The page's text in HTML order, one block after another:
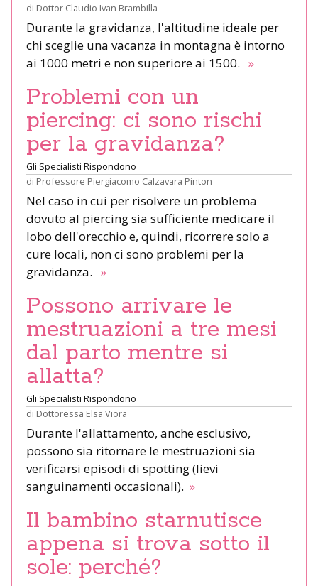
di Dottor Claudio Ivan Brambilla
Durante la gravidanza, l'altitudine ideale per
chi sceglie una vacanza in montagna è intorno
ai 1000 metri e non superiore ai 1500. »
Problemi con un
piercing: ci sono rischi
per la gravidanza?
Gli Specialisti Rispondono
di Professore Piergiacomo Calzavara Pinton
Nel caso in cui per risolvere un problema
dovuto al piercing sia sufficiente medicare il
lobo dell'orecchio e, quindi, ricorrere solo a
cure locali, non ci sono problemi per la
gravidanza. »
Possono arrivare le
mestruazioni a tre mesi
dal parto mentre si
allatta?
Gli Specialisti Rispondono
di Dottoressa Elsa Viora
Durante l'allattamento, anche esclusivo,
possono sia ritornare le mestruazioni sia
verificarsi episodi di spotting (lievi
sanguinamenti occasionali). »
Il bambino starnutisce
appena si trova sotto il
sole: perché?